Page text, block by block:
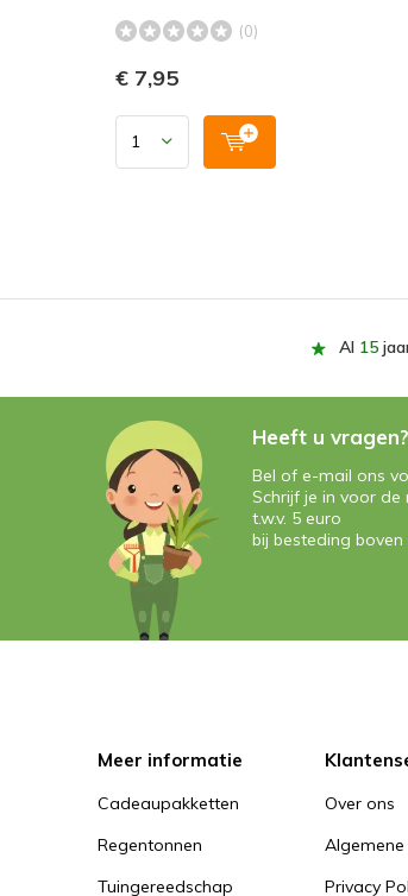
(0)
€ 7,95
Al 15
Heeft u vragen?
Bel of e-mail ons
Schrijf je in voor
t.w.v. 5 euro
bij besteding boven
Meer informatie
Cadeaupakketten
Regentonnen
Tuingereedschap
Over ons
Privacy